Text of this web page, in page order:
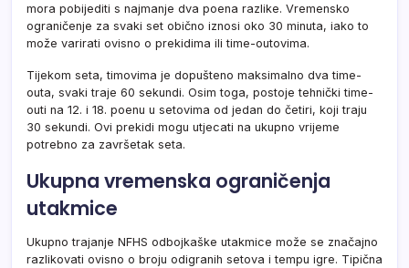
mora pobijediti s najmanje dva poena razlike. Vremensko
ograničenje za svaki set obično iznosi oko 30 minuta, iako to
može varirati ovisno o prekidima ili time-outovima.
Tijekom seta, timovima je dopušteno maksimalno dva time-
outa, svaki traje 60 sekundi. Osim toga, postoje tehnički time-
outi na 12. i 18. poenu u setovima od jedan do četiri, koji traju
30 sekundi. Ovi prekidi mogu utjecati na ukupno vrijeme
potrebno za završetak seta.
Ukupna vremenska ograničenja
utakmice
Ukupno trajanje NFHS odbojkaške utakmice može se značajno
razlikovati ovisno o broju odigranih setova i tempu igre. Tipična